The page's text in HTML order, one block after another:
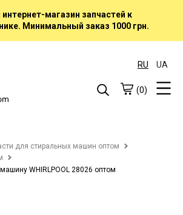
магазин запчастей к
Минимальный заказ 1000 грн.
RU UA
(0)
для стиральных машин оптом
WHIRLPOOL 28026 оптом